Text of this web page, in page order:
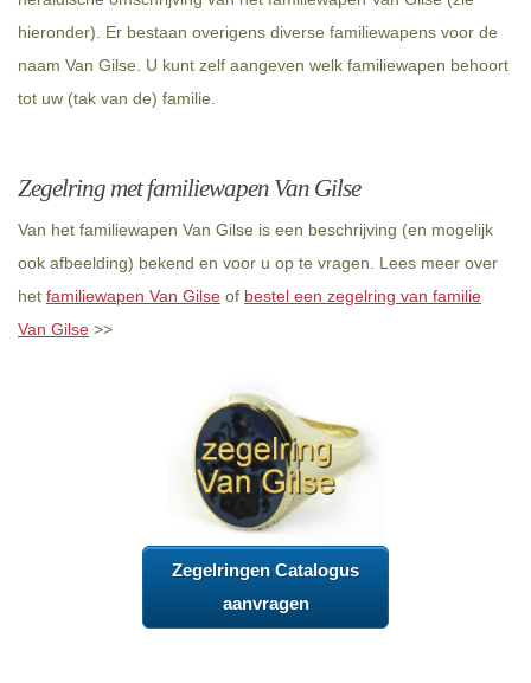
hieronder). Er bestaan overigens diverse familiewapens voor de
naam Van Gilse. U kunt zelf aangeven welk familiewapen behoort
tot uw (tak van de) familie.
Zegelring met familiewapen Van Gilse
Van het familiewapen Van Gilse is een beschrijving (en mogelijk
ook afbeelding) bekend en voor u op te vragen. Lees meer over
het familiewapen Van Gilse of bestel een zegelring van familie
Van Gilse >>
Zegelringen Catalogus
aanvragen